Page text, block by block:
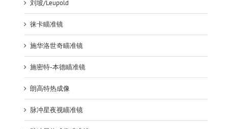
刘坡/Leupold
徕卡瞄准镜
施华洛世奇瞄准镜
施密特-本德瞄准镜
朗高特热成像
脉冲星夜视瞄准镜